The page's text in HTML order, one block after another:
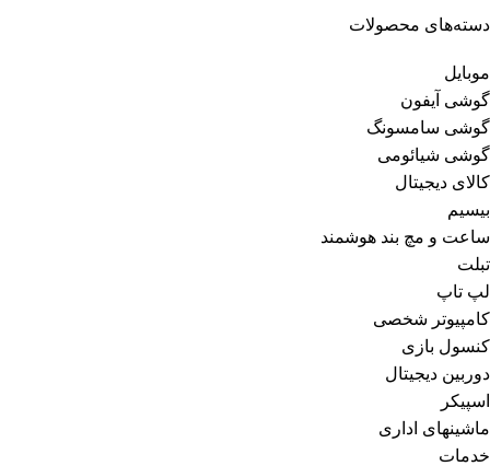
دسته‌های محصولات
موبایل
گوشی آیفون
گوشی سامسونگ
گوشی شیائومی
کالای دیجیتال
بیسیم
ساعت و مچ بند هوشمند
تبلت
لپ تاپ
کامپیوتر شخصی
کنسول بازی
دوربین دیجیتال
اسپیکر
ماشینهای اداری
خدمات